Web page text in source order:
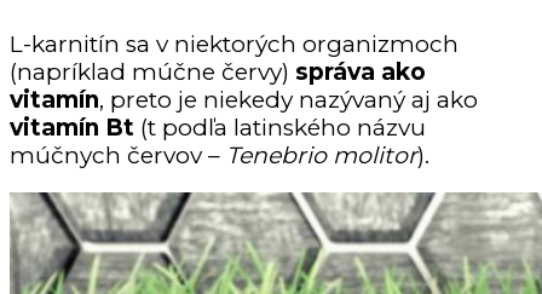
L-karnitín sa v niektorých organizmoch
(napríklad múčne červy) správa ako
vitamín, preto je niekedy nazývaný aj ako
vitamín Bt (t podľa latinského názvu
múčnych červov – Tenebrio molitor).